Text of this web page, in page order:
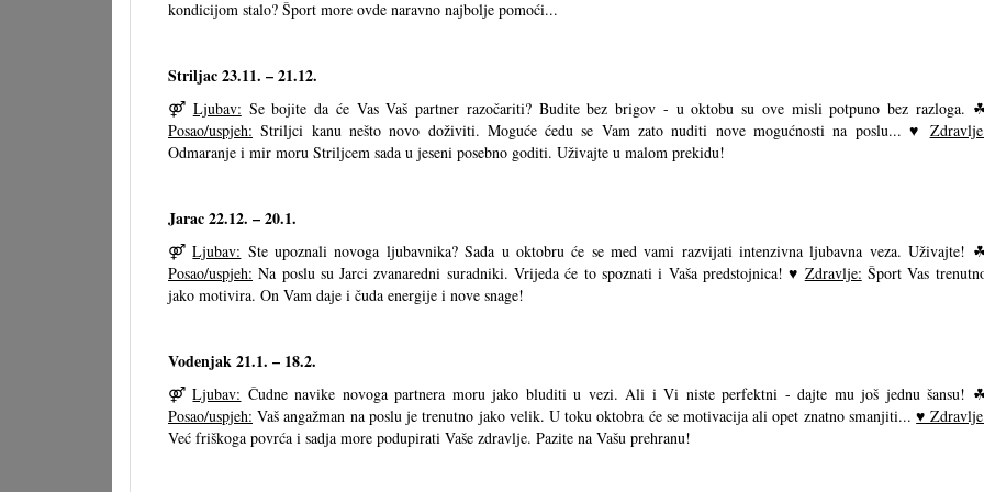
kondicijom stalo? Šport more ovde naravno najbolje pomoći...
Striljac 23.11. – 21.12.
⚤ Ljubav: Se bojite da će Vas Vaš partner razočariti? Budite bez brigov - u oktobu su ove misli potpuno bez razloga.
Posao/uspjeh: Striljci kanu nešto novo doživiti. Moguće ćedu se Vam zato nuditi nove mogućnosti na poslu... ♥
Odmaranje i mir moru Striljcem sada u jeseni posebno goditi. Uživajte u malom prekidu!
Jarac 22.12. – 20.1.
⚤Ljubav: Ste upoznali novoga ljubavnika? Sada u oktobru će se med vami razvijati intenzivna ljubavna veza. Uživajte!
Posao/uspjeh: Na poslu su Jarci zvanaredni suradniki. Vrijeda će to spoznati i Vaša predstojnica! ♥ Zdravlje: Šport Vas
jako motivira. On Vam daje i čuda energije i nove snage!
Vodenjak 21.1. – 18.2.
⚤Ljubav: Čudne navike novoga partnera moru jako bluditi u vezi. Ali i Vi niste perfektni - dajte mu još jednu šansu!
Posao/uspjeh: Vaš angažman na poslu je trenutno jako velik. U toku oktobra će se motivacija ali opet znatno smanjiti...♥
Već friškoga povrća i sadja more podupirati Vaše zdravlje. Pazite na Vašu prehranu!